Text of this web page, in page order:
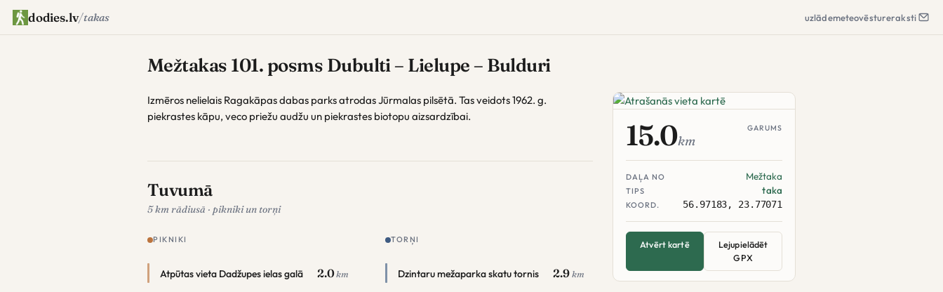
dodies.lv/takas uzlādemeteovēstureraksti
Mežtakas 101. posms Dubulti – Lielupe – Bulduri
Izmēros nelielais Ragakāpas dabas parks atrodas Jūrmalas pilsētā. Tas veidots 1962. g.
piekrastes kāpu, veco priežu audžu un piekrastes biotopu aizsardzībai.
Tuvumā
5 km rādiusā · pikniki un torņi
PIKNIKI
Atpūtas vieta Dadžupes ielas galā 2.0 km
TORŅI
Dzintaru mežaparka skatu tornis 2.9 km
15.0km
GARUMS
DAĻA NO Mežtaka
TIPS taka
KOORD. 56.97183, 23.77071
Atvērt kartē
Lejupielādēt
GPX